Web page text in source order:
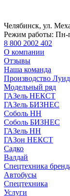
Челябинск, ул.
Режим работы: Пн-
8 800 2002 402
О компании
Отзывы
Наша команда
Производство
Модельный ряд
ГАЗель НЕКСТ
ГАЗель БИЗНЕС
Соболь НН
Соболь БИЗНЕС
ГАЗель НН
ГАЗон НЕКСТ
Садко
Валдай
Спецтехника
Автобусы
Спецтехника
Услуги